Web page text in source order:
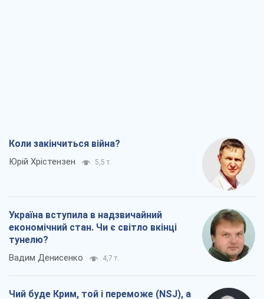
Коли закінчиться війна?
Юрій Хрістензен 5,5 т.
Україна вступила в надзвичайний
економічний стан. Чи є світло вкінці
тунелю?
Вадим Денисенко 4,7 т.
Чий буде Крим, той і переможе (NSJ), а